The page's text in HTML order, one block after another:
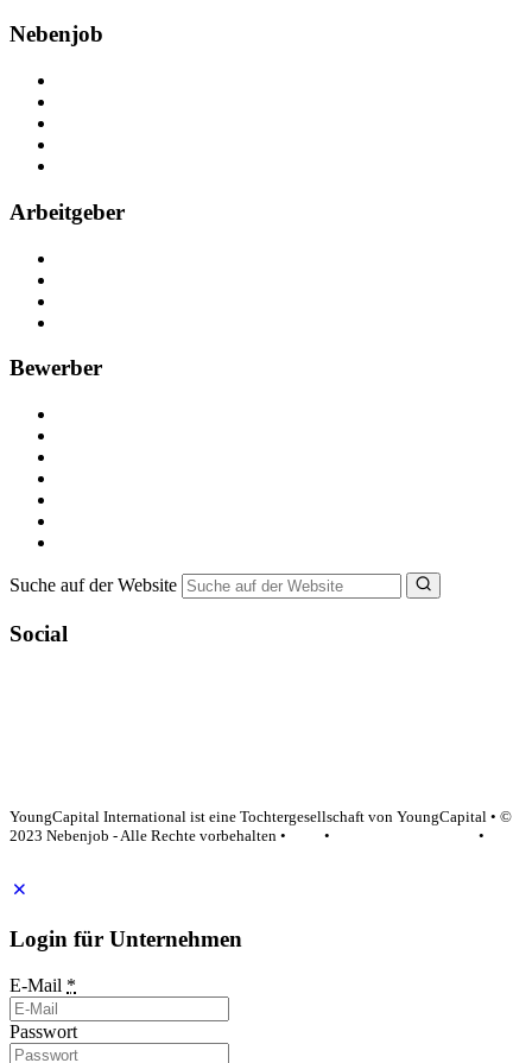
Nebenjob
Arbeitgeber
Bewerber
Suche auf der Website
Social
YoungCapital International ist eine Tochtergesellschaft von YoungCapital • ©
2023 Nebenjob - Alle Rechte vorbehalten •
•
•
Login für Unternehmen
E-Mail *
Passwort